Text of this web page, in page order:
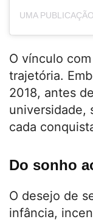
O vínculo
trajetória.
2018, antes
universidade,
cada
Do sonho
O desejo de
infância,